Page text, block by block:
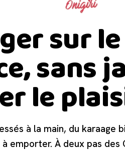
sur le
sans
le
à la main, du karaage
emporter. À deux pas des